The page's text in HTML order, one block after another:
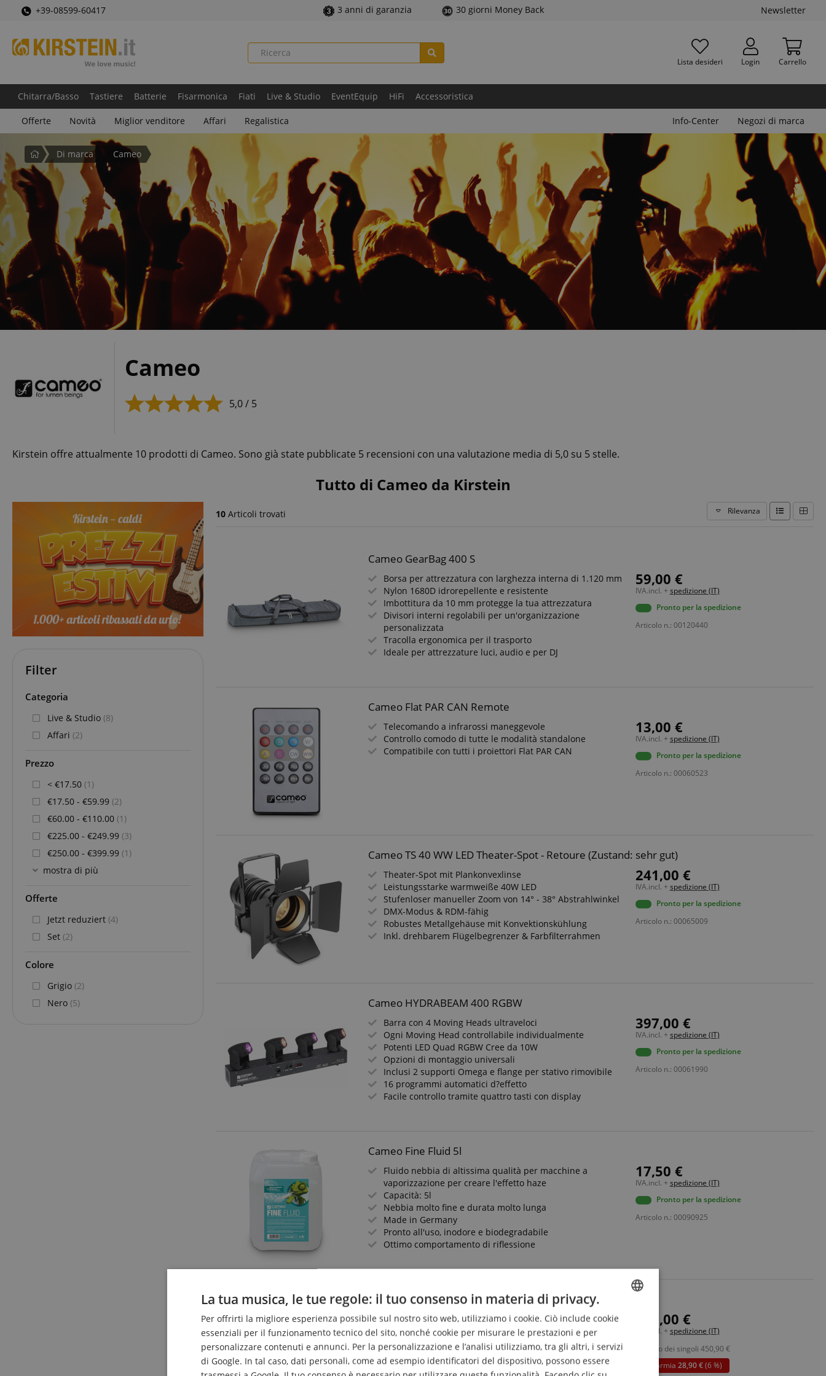
+39-08599-60417 3 anni di garanzia 30 giorni Money Back Newsletter
Lista desideri Login Carrello
Chitarra/Basso Tastiere Batterie Fisarmonica Fiati Live & Studio EventEquip HiFi Accessoristica
Offerte Novità Miglior venditore Affari Regalistica Info-Center Negozi di marca
Pagina
iniziale
Di marca Cameo
Cameo
5,0 / 5
Kirstein offre attualmente 10 prodotti di Cameo. Sono già state pubblicate 5 recensioni con una valutazione media di 5,0 su 5 stelle.
Tutto di Cameo da Kirstein
Filter
Categoria
Live & Studio (8)
Affari (2)
Prezzo
< €17.50 (1)
€17.50 - €59.99 (2)
€60.00 - €110.00 (1)
€225.00 - €249.99 (3)
€250.00 - €399.99 (1)
mostra di più
Offerte
Jetzt reduziert (4)
Set (2)
Colore
Grigio (2)
Nero (5)
10 Articoli trovati Rilevanza
Cameo GearBag 400 S
Borsa per attrezzatura con larghezza interna di 1.120 mm
Nylon 1680D idrorepellente e resistente
Imbottitura da 10 mm protegge la tua attrezzatura
Divisori interni regolabili per un'organizzazione
personalizzata
Tracolla ergonomica per il trasporto
Ideale per attrezzature luci, audio e per DJ
59,00 €
IVA.incl. + spedizione (IT)
Pronto per la spedizione
Articolo n.: 00120440
Cameo Flat PAR CAN Remote
Telecomando a infrarossi maneggevole
Controllo comodo di tutte le modalità standalone
Compatibile con tutti i proiettori Flat PAR CAN
13,00 €
IVA.incl. + spedizione (IT)
Pronto per la spedizione
Articolo n.: 00060523
Cameo TS 40 WW LED Theater-Spot - Retoure (Zustand: sehr gut)
Theater-Spot mit Plankonvexlinse
Leistungsstarke warmweiße 40W LED
Stufenloser manueller Zoom von 14° - 38° Abstrahlwinkel
DMX-Modus & RDM-fähig
Robustes Metallgehäuse mit Konvektionskühlung
Inkl. drehbarem Flügelbegrenzer & Farbfilterrahmen
241,00 €
IVA.incl. + spedizione (IT)
Pronto per la spedizione
Articolo n.: 00065009
Cameo HYDRABEAM 400 RGBW
Barra con 4 Moving Heads ultraveloci
Ogni Moving Head controllabile individualmente
Potenti LED Quad RGBW Cree da 10W
Opzioni di montaggio universali
Inclusi 2 supporti Omega e flange per stativo rimovibile
16 programmi automatici d?effetto
Facile controllo tramite quattro tasti con display
397,00 €
IVA.incl. + spedizione (IT)
Pronto per la spedizione
Articolo n.: 00061990
Cameo Fine Fluid 5l
Fluido nebbia di altissima qualità per macchine a
vaporizzazione per creare l'effetto haze
Capacità: 5l
Nebbia molto fine e durata molto lunga
Made in Germany
Pronto all'uso, inodore e biodegradabile
Ottimo comportamento di riflessione
17,50 €
IVA.incl. + spedizione (IT)
Pronto per la spedizione
Articolo n.: 00090925
Cameo HYDRABEAM 400 RGBW Set Barra Moving Head
Barra con 4 Moving Head ultrasveloci - controllabili
individualmente
Potenti LED Quad Cree RGBW da 10 W
2 staffe Omega e flangia per stativo rimovibile incluse
16 programmi automatici d'effetto
422,00 €
IVA.incl. + spedizione (IT)
al posto dei singoli 450,90 €
risparmia 28,90 €(6 %)
ENGLISH
DUTCH
La tua musica, le tue regole: il tuo consenso in materia di privacy.
Per offrirti la migliore esperienza possibile sul nostro sito web, utilizziamo i cookie. Ciò include cookie
essenziali per il funzionamento tecnico del sito, nonché cookie per misurare le prestazioni e per
personalizzare contenuti e annunci. Per la personalizzazione e l’analisi utilizziamo, tra gli altri, i servizi
di Google. In tal caso, dati personali, come ad esempio identificatori del dispositivo, possono essere